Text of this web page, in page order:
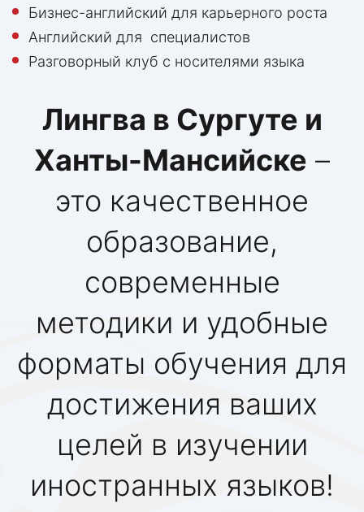
Бизнес-английский для карьерного роста
Английский для специалистов
Разговорный клуб с носителями языка
Лингва в Сургуте и
Ханты-Мансийске –
это качественное
образование,
современные
методики и удобные
форматы обучения для
достижения ваших
целей в изучении
иностранных языков!